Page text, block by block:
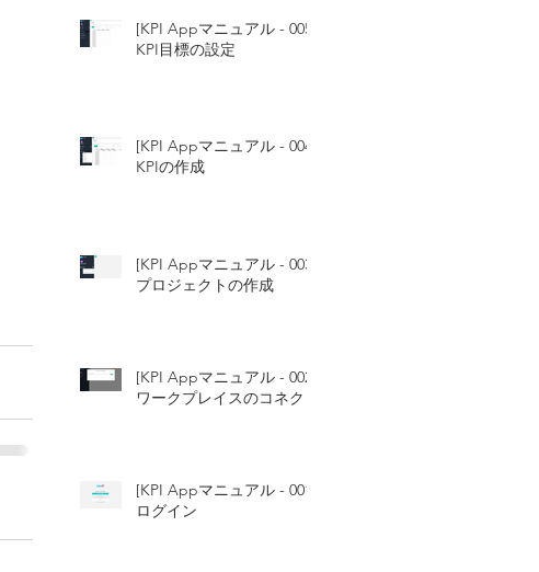
[KPI Appマニュアル - 005]
KPI目標の設定
[KPI Appマニュアル - 004]
KPIの作成
[KPI Appマニュアル - 003]
プロジェクトの作成
[KPI Appマニュアル - 002]
ワークプレイスのコネクト
[KPI Appマニュアル - 001]
ログイン